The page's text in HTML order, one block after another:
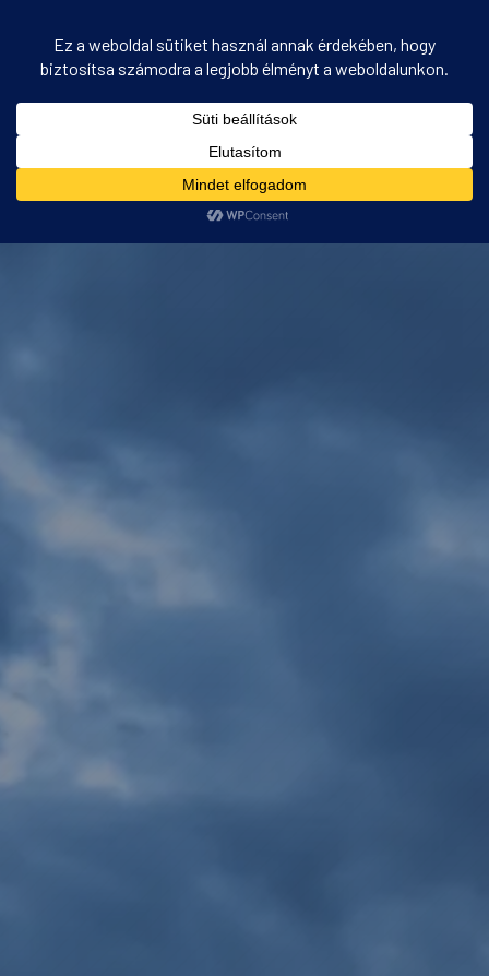
Egyéb / Curabitur imperdiet laoreet